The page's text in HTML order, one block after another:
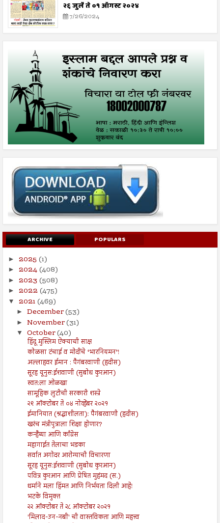
२६ जुलै ते ०१ ऑगस्ट २०२४
7/26/2024
ARCHIVE POPULARS
► 2025 (1)
► 2024(408)
► 2023 (508)
► 2022 (475)
▼ 2021(469)
► December(53)
► November(31)
▼ October(40)
हिंदू मुस्लिम ऐक्याची साक्ष
कोळसा टंचाई व मोदींचे ‘भारनियमन’!
अल्लाहवर ईमान : पैगंबरवाणी (हदीस)
सूरह यूनुस:ईशवाणी (सुबोध कुरआन)
स्वत:ला ओळखा
सामूहिक लुटीची सरकारी शस्त्रे
२९ ऑक्टोबर ते ०४ नोव्हेंबर २०२१
ईमानियात (श्रद्धाशीलता): पैगंबरवाणी (हदीस)
खरंच मंत्रीपुत्राला शिक्षा होणार?
कन्हैय्या आणि काँग्रेस
महागाईत तेलाचा भडका
सर्वात अगोदर आरोग्याची विचारणा
सूरह यूनुस:ईशवाणी (सुबोध कुरआन)
पवित्र कुरआन आणि प्रेषित मुहंमद (स.)
धर्माने मला हिंमत आणि निर्भयता दिली आहे!
भटके विमुक्त
२२ ऑक्टोबर ते २८ ऑक्टोबर २०२१
'मिलाद-उन-नबी' ची वास्तविकता आणि महत्त्व